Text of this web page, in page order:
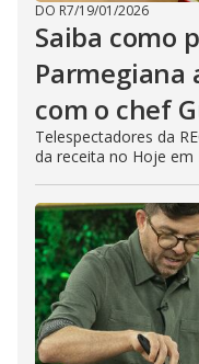
DO R7/19/01/2026
Saiba como
Parmegiana
com o chef
Telespectadores da
da receita no Hoje